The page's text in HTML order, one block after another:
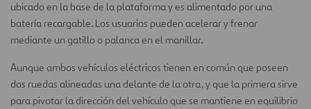
ubicado en la base de la plataforma y es alimentado por una
batería recargable. Los usuarios pueden acelerar y frenar
mediante un gatillo o palanca en el manillar.
Aunque ambos vehículos eléctricos tienen en común que poseen
dos ruedas alineadas una delante de la otra, y que la primera sirve
para pivotar la dirección del vehículo que se mantiene en equilibrio